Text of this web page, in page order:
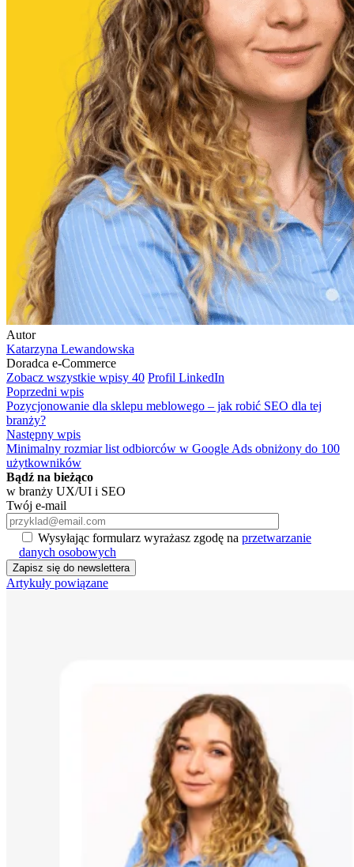
Autor
Katarzyna Lewandowska
Doradca e-Commerce
Zobacz wszystkie wpisy 40 Profil LinkedIn
Poprzedni wpis
Pozycjonowanie dla sklepu meblowego – jak robić SEO dla tej
branży?
Następny wpis
Minimalny rozmiar list odbiorców w Google Ads obniżony do 100
użytkowników
Bądź na bieżąco
w branży UX/UI i SEO
Twój e-mail
Wysyłając formularz wyrażasz zgodę na przetwarzanie
danych osobowych
Artykuły powiązane